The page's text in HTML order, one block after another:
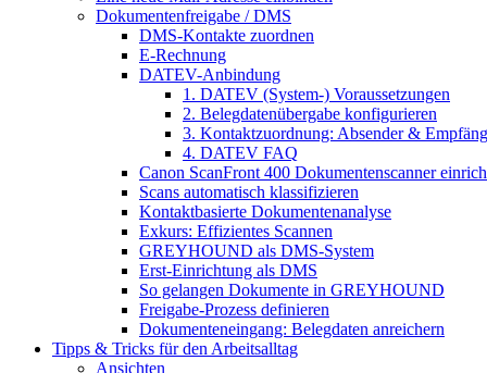
Dokumentenfreigabe / DMS
DMS-Kontakte zuordnen
E-Rechnung
DATEV-Anbindung
1. DATEV (System-) Voraussetzungen
2. Belegdatenübergabe konfigurieren
3. Kontaktzuordnung: Absender &
4. DATEV FAQ
Canon ScanFront 400 Dokumentenscanner
Scans automatisch klassifizieren
Kontaktbasierte Dokumentenanalyse
Exkurs: Effizientes Scannen
GREYHOUND als DMS-System
Erst-Einrichtung als DMS
So gelangen Dokumente in GREYHOUND
Freigabe-Prozess definieren
Dokumenteneingang: Belegdaten anreichern
Tipps & Tricks für den Arbeitsalltag
Ansichten